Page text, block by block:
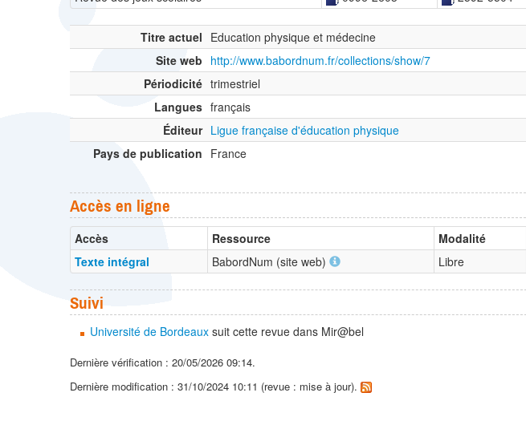
Titre actuel Education physique et médecine
Site web http://www.babordnum.fr/collections/show/7
Périodicité trimestriel
Langues français
Éditeur Ligue française d'éducation physique
Pays de publication France
Accès en ligne
Accès Ressource Modalité
Texte intégral
BabordNum (site web) Libre
Suivi
Université de Bordeaux suit cette revue dans Mir@bel
Dernière vérification : 20/05/2026 09:14.
Dernière modification : 31/10/2024 10:11 (revue : mise à jour).